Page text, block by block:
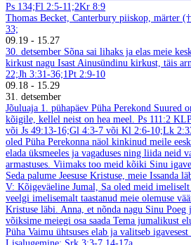
Ps 134;Fl 2:5-11;2Kr 8:9
Thomas Becket, Canterbury piiskop, märter
33;
09.19 - 15.27
30. detsember Sõna sai lihaks ja elas meie
kirkust nagu Isast Ainusündinu kirkust, täis
22;Jh 3:31-36;1Pt 2:9-10
09.18 - 15.29
31. detsember
Jõuluaja 1. pühapäev Püha Perekond Suured
kõigile, kellel neist on hea meel. Ps 111:2
või Js 49:13-16;Gl 4:3-7 või Kl 2:6-10;Lk
oled Püha Perekonna näol kinkinud meile
elada üksmeeles ja vagaduses ning liida neid
armastuses. Viimaks too meid kõiki Sinu
Seda palume Jeesuse Kristuse, meie Issanda
V: Kõigeväeline Jumal, Sa oled meid
veelgi imelisemalt taastanud meie olemuse
Kristuse läbi. Anna, et nõnda nagu Sinu
võiksime meiegi osa saada Tema jumalikust
Püha Vaimu ühtsuses elab ja valitseb